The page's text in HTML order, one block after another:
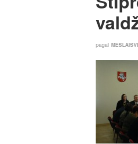
pagal MESLAISVI